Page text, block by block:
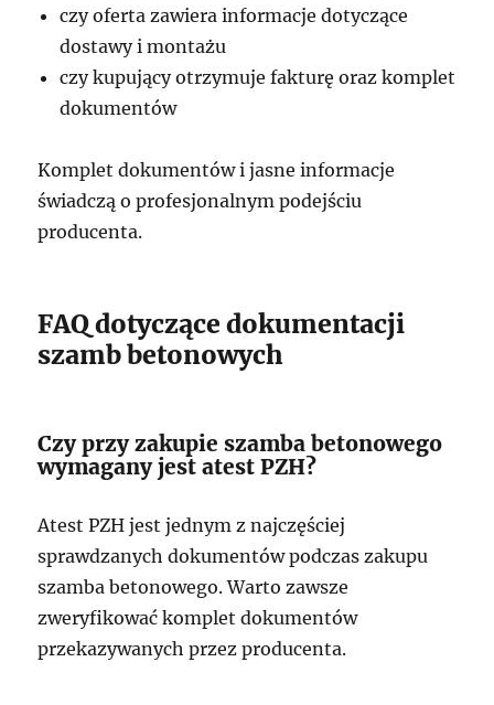
czy oferta zawiera informacje dotyczące
dostawy i montażu
czy kupujący otrzymuje fakturę oraz komplet
dokumentów
Komplet dokumentów i jasne informacje
świadczą o profesjonalnym podejściu
producenta.
FAQ dotyczące dokumentacji
szamb betonowych
Czy przy zakupie szamba betonowego
wymagany jest atest PZH?
Atest PZH jest jednym z najczęściej
sprawdzanych dokumentów podczas zakupu
szamba betonowego. Warto zawsze
zweryfikować komplet dokumentów
przekazywanych przez producenta.